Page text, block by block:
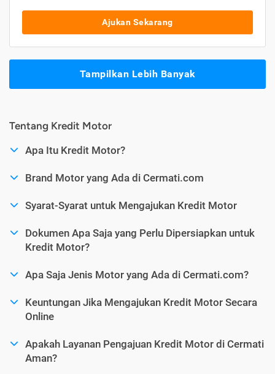
Ajukan Sekarang
Tampilkan Lebih Banyak
Tentang Kredit Motor
Apa Itu Kredit Motor?
Brand Motor yang Ada di Cermati.com
Syarat-Syarat untuk Mengajukan Kredit Motor
Dokumen Apa Saja yang Perlu Dipersiapkan untuk
Kredit Motor?
Apa Saja Jenis Motor yang Ada di Cermati.com?
Keuntungan Jika Mengajukan Kredit Motor Secara
Online
Apakah Layanan Pengajuan Kredit Motor di Cermati
Aman?